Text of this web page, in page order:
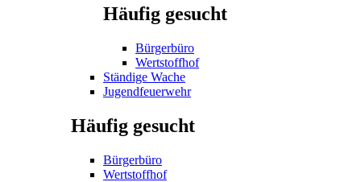
Häufig gesucht
Bürgerbüro
Wertstoffhof
Ständige Wache
Jugendfeuerwehr
Häufig gesucht
Bürgerbüro
Wertstoffhof